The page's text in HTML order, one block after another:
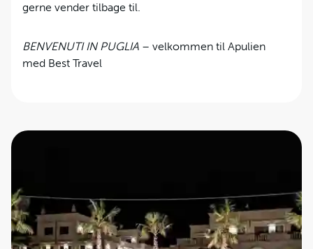
gerne vender tilbage til.
BENVENUTI IN PUGLIA – velkommen til Apulien
med Best Travel